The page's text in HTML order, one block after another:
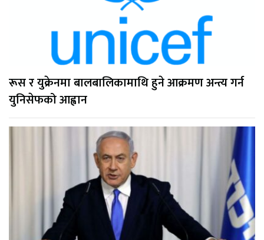
रूस र युक्रेनमा बालबालिकामाथि हुने आक्रमण अन्त्य गर्न
युनिसेफको आह्वान